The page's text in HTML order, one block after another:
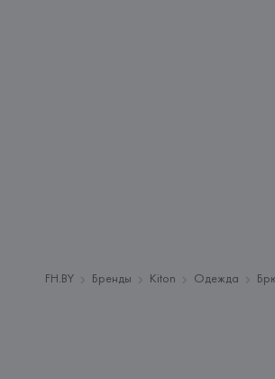
FH.BY Бренды Kiton Одежда